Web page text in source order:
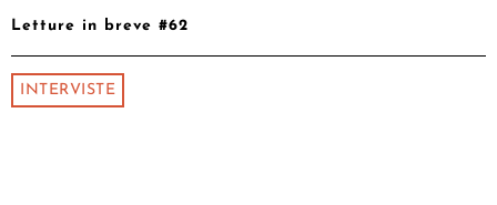
Letture in breve #62
INTERVISTE